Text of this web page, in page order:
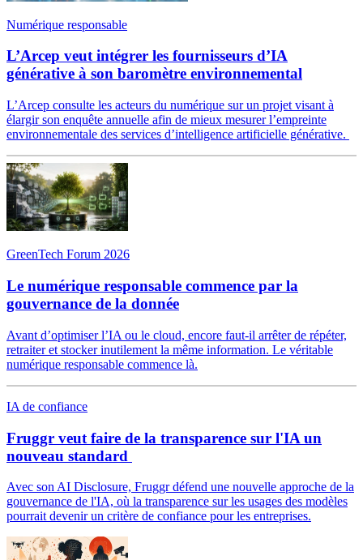
Numérique responsable
L’Arcep veut intégrer les fournisseurs d’IA
générative à son baromètre environnemental
L’Arcep consulte les acteurs du numérique sur un projet visant à
élargir son enquête annuelle afin de mieux mesurer l’empreinte
environnementale des services d’intelligence artificielle générative.
GreenTech Forum 2026
Le numérique responsable commence par la
gouvernance de la donnée
Avant d’optimiser l’IA ou le cloud, encore faut-il arrêter de répéter,
retraiter et stocker inutilement la même information. Le véritable
numérique responsable commence là.
IA de confiance
Fruggr veut faire de la transparence sur l'IA un
nouveau standard
Avec son AI Disclosure, Fruggr défend une nouvelle approche de la
gouvernance de l'IA, où la transparence sur les usages des modèles
pourrait devenir un critère de confiance pour les entreprises.